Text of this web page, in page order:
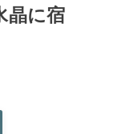
晶に宿